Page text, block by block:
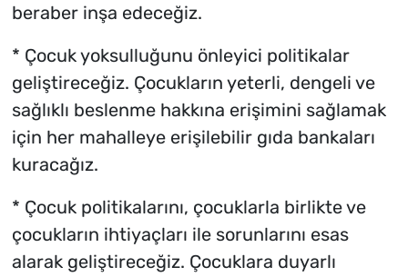
beraber inşa edeceğiz.
* Çocuk yoksulluğunu önleyici politikalar
geliştireceğiz. Çocukların yeterli, dengeli ve
sağlıklı beslenme hakkına erişimini sağlamak
için her mahalleye erişilebilir gıda bankaları
kuracağız.
* Çocuk politikalarını, çocuklarla birlikte ve
çocukların ihtiyaçları ile sorunlarını esas
alarak geliştireceğiz. Çocuklara duyarlı